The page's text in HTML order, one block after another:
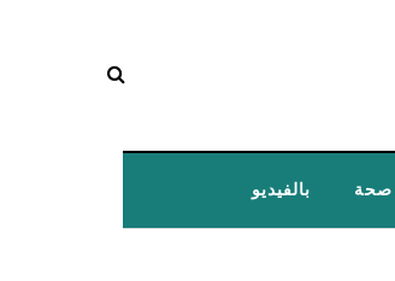
صحة بالفيديو